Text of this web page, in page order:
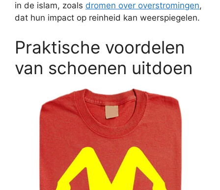
in de islam, zoals dromen over overstromingen,
dat hun impact op reinheid kan weerspiegelen.
Praktische voordelen
van schoenen uitdoen